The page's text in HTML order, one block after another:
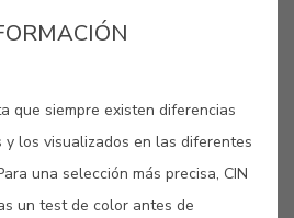
que siempre existen diferencias
los visualizados en las diferentes
una selección más precisa, CIN
un test de color antes de